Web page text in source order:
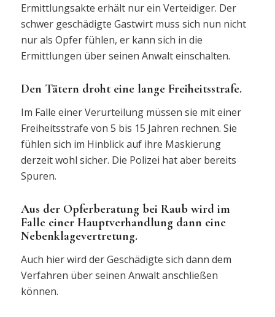
Ermittlungsakte erhält nur ein Verteidiger. Der
schwer geschädigte Gastwirt muss sich nun nicht
nur als Opfer fühlen, er kann sich in die
Ermittlungen über seinen Anwalt einschalten.
Den Tätern droht eine lange Freiheitsstrafe.
Im Falle einer Verurteilung müssen sie mit einer
Freiheitsstrafe von 5 bis 15 Jahren rechnen. Sie
fühlen sich im Hinblick auf ihre Maskierung
derzeit wohl sicher. Die Polizei hat aber bereits
Spuren.
Aus der Opferberatung bei Raub wird im
Falle einer Hauptverhandlung dann eine
Nebenklagevertretung.
Auch hier wird der Geschädigte sich dann dem
Verfahren über seinen Anwalt anschließen
können.